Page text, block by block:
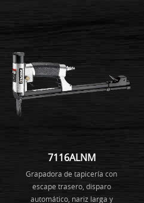
7116ALNM
Grapadora de tapicería con
escape trasero, disparo
automático, nariz larga y